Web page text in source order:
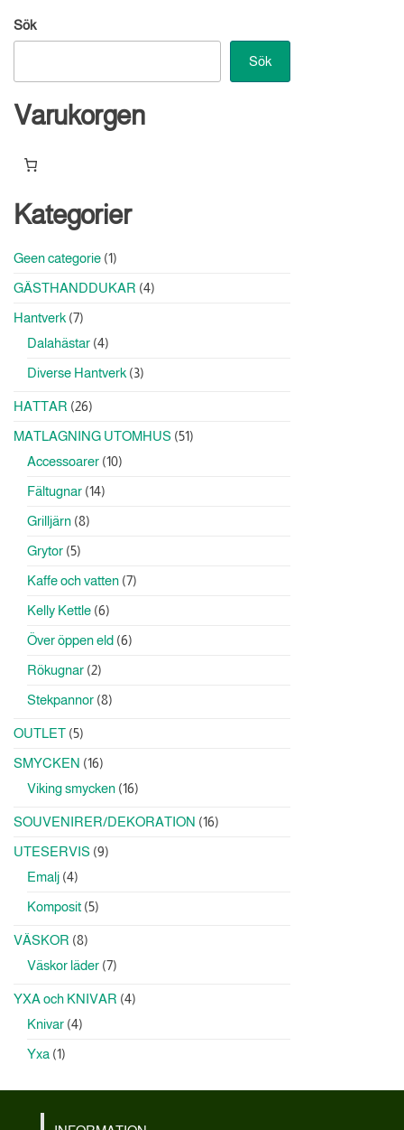
Sök
Sök
Varukorgen
Kategorier
Geen categorie 11
GÄSTHANDDUKAR 44
Hantverk 77
produkter
Dalahästar 44
Diverse Hantverk 33
HATTAR 2626
MATLAGNING UTOMHUS 5151
Accessoarer 1010
Fältugnar 1414
Grilljärn 88
Grytor 55
Kaffe och vatten 77
Kelly Kettle 66
Över öppen eld 66
Rökugnar 22
Stekpannor 88
OUTLET 55
SMYCKEN 1616
produkter
Viking smycken 1616
SOUVENIRER/DEKORATION 1616
UTESERVIS 99
Emalj 44
Komposit 55
VÄSKOR 88
produkter
Väskor läder 77
YXA och KNIVAR 44
Knivar 44
Yxa 11